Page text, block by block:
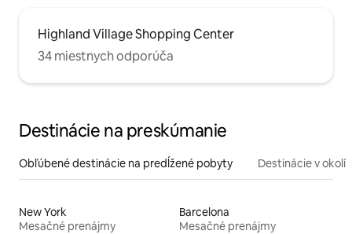
Highland Village Shopping Center
34 miestnych odporúča
Destinácie na preskúmanie
Obľúbené destinácie na predĺžené pobyty Destinácie v okolí
New York
Mesačné prenájmy
Barcelona
Mesačné prenájmy